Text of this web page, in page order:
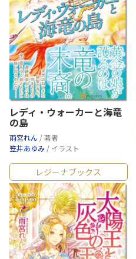
レディ・ウォーカーと海竜
の島
雨宮れん / 著者
笠井あゆみ / イラスト
レジーナブックス